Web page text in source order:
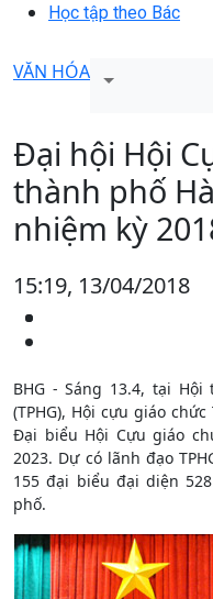
Học tập theo Bác
VĂN HÓA
Đại hội Hội
thành phố
nhiệm kỳ
15:19, 13/04/2018
BHG - Sáng 13.4, tại
(TPHG), Hội cựu giáo
Đại biểu Hội Cựu giáo
2023. Dự có lãnh đạo
155 đại biểu đại diện
phố.